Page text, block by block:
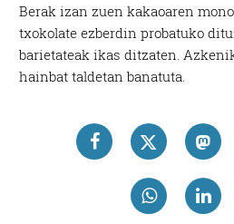
Berak izan zuen kakaoaren
txokolate ezberdin probatuko
barietateak ikas ditzaten.
hainbat taldetan banatuta.